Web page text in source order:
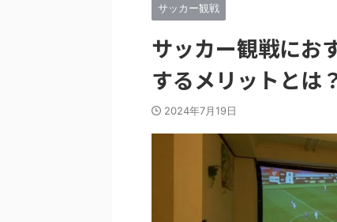
サッカー観戦
サッカー観戦にお
するメリットとは
2024年7月19日